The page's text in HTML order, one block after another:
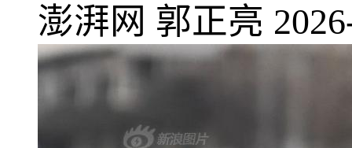
澎湃网 郭正亮